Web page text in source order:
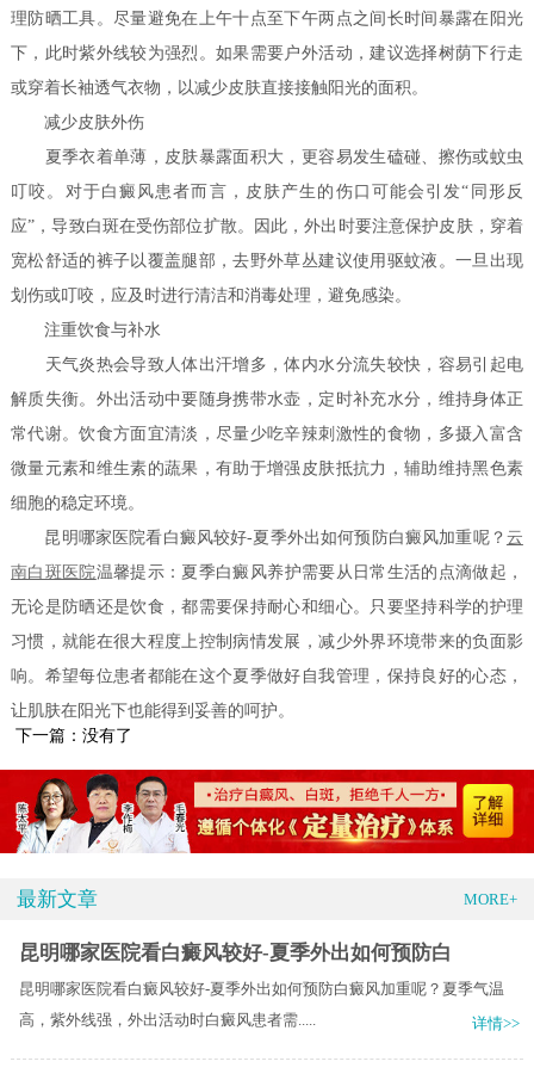
理防晒工具。尽量避免在上午十点至下午两点之间长时间暴露在阳光
下，此时紫外线较为强烈。如果需要户外活动，建议选择树荫下行走
或穿着长袖透气衣物，以减少皮肤直接接触阳光的面积。
减少皮肤外伤
夏季衣着单薄，皮肤暴露面积大，更容易发生磕碰、擦伤或蚊虫
叮咬。对于白癜风患者而言，皮肤产生的伤口可能会引发“同形反
应”，导致白斑在受伤部位扩散。因此，外出时要注意保护皮肤，穿着
宽松舒适的裤子以覆盖腿部，去野外草丛建议使用驱蚊液。一旦出现
划伤或叮咬，应及时进行清洁和消毒处理，避免感染。
注重饮食与补水
天气炎热会导致人体出汗增多，体内水分流失较快，容易引起电
解质失衡。外出活动中要随身携带水壶，定时补充水分，维持身体正
常代谢。饮食方面宜清淡，尽量少吃辛辣刺激性的食物，多摄入富含
微量元素和维生素的蔬果，有助于增强皮肤抵抗力，辅助维持黑色素
细胞的稳定环境。
昆明哪家医院看白癜风较好-夏季外出如何预防白癜风加重呢？ 云
南白斑医院温馨提示：夏季白癜风养护需要从日常生活的点滴做起，
无论是防晒还是饮食，都需要保持耐心和细心。只要坚持科学的护理
习惯，就能在很大程度上控制病情发展，减少外界环境带来的负面影
响。希望每位患者都能在这个夏季做好自我管理，保持良好的心态，
让肌肤在阳光下也能得到妥善的呵护。
下一篇：没有了
最新文章 MORE+
昆明哪家医院看白癜风较好-夏季外出如何预防白
昆明哪家医院看白癜风较好-夏季外出如何预防白癜风加重呢？夏季气温
高，紫外线强，外出活动时白癜风患者需.....
详情>>